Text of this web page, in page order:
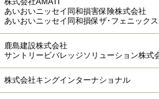
あいおいニッセイ同和損害保険株式会社
あいおいニッセイ同和損保ザ･フェニック
鹿島建設株式会社
サントリービバレッジソリューション株式
株式会社キングインターナショナル